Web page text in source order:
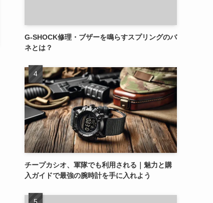
G-SHOCK修理・ブザーを鳴らすスプリングのバ
ネとは？
チープカシオ、軍隊でも利用される｜魅力と購
入ガイドで最強の腕時計を手に入れよう